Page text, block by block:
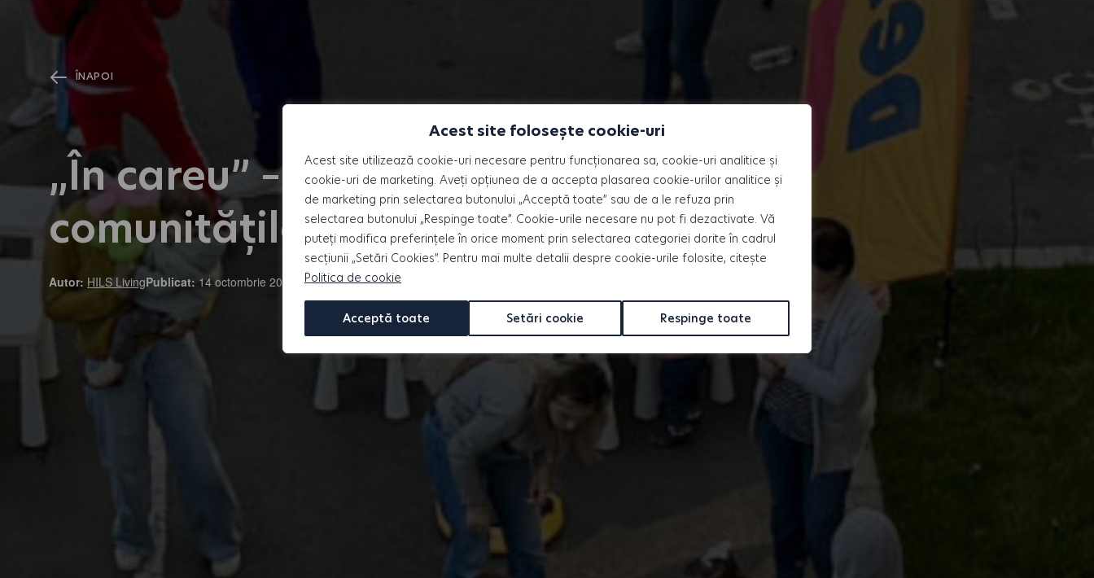
Acest site folosește cookie-uri
Acest site utilizează cookie-uri necesare pentru funcționarea sa, cookie-uri analitice și
cookie-uri de marketing. Aveți opțiunea de a accepta plasarea cookie-urilor analitice și
de marketing prin selectarea butonului „Acceptă toate” sau de a le refuza prin
selectarea butonului „Respinge toate”. Cookie-urile necesare nu pot fi dezactivate. Vă
puteți modifica preferințele în orice moment prin selectarea categoriei dorite în cadrul
secțiunii „Setări Cookies”. Pentru mai multe detalii despre cookie-urile folosite, citește
Politica de cookie
Setări cookie Respinge toate
Acceptă toate
ÎNAPOI
„În careu” – Un eveniment pentru
comunitățile HILS
Autor: HILS LivingPublicat: 14 octombrie 2024